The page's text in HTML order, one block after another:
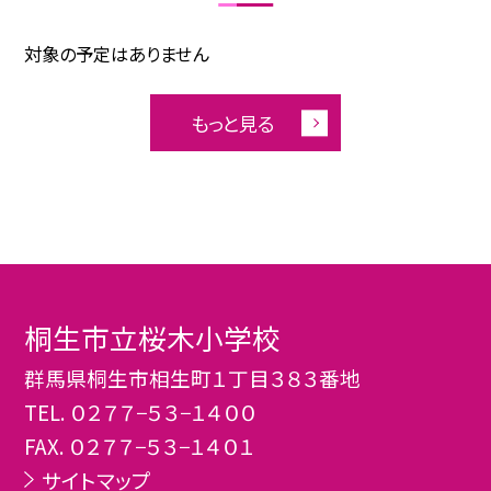
対象の予定はありません
もっと見る
桐生市立桜木小学校
群馬県桐生市相生町１丁目３８３番地
TEL. ０２７７−５３−１４００
FAX. ０２７７−５３−１４０１
サイトマップ